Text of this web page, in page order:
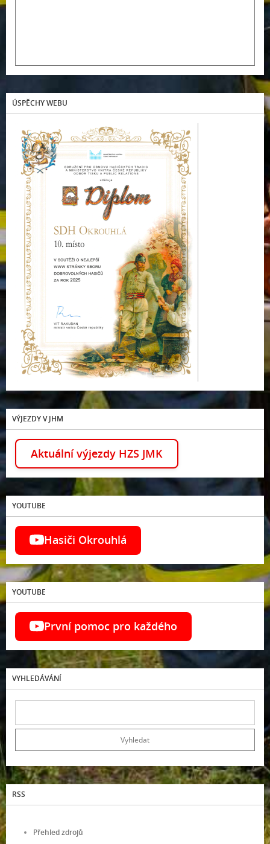
ÚSPĚCHY WEBU
VÝJEZDY V JHM
Aktuální výjezdy HZS JMK
YOUTUBE
Hasiči Okrouhlá
YOUTUBE
První pomoc pro každého
VYHLEDÁVÁNÍ
RSS
Přehled zdrojů